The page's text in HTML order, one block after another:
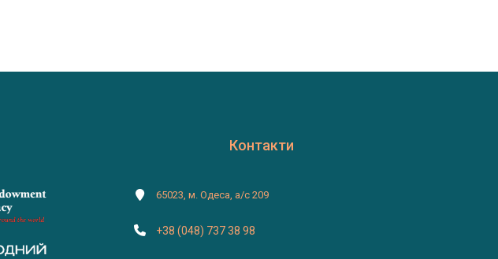
Контакти
65023, м. Одеса, а/с 209
+38 (048) 737 38 98